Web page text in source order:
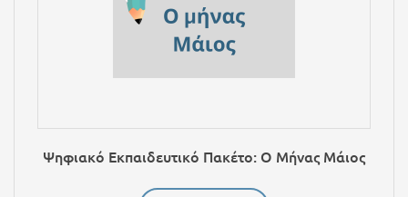
Ψηφιακό Εκπαιδευτικό Πακέτο: Ο Μήνας Μάιος